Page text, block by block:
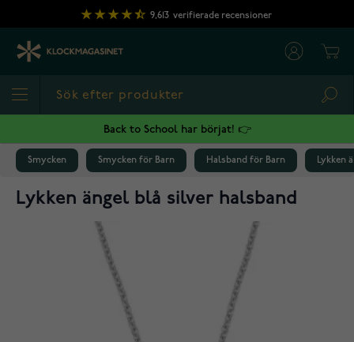
Hoppa till innehållet
9,613 verifierade recensioner
Back to School har börjat! 👉
Smycken Smycken för Barn Halsband för Barn Lykken
Lykken ängel blå silver halsband